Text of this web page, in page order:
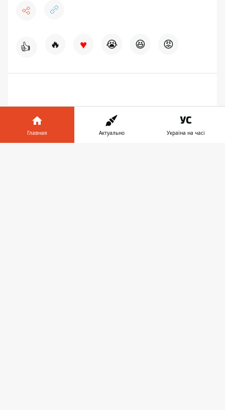
👍 🔥 ♥ 😭 😆 😡
Главная Актуально Україна на часі